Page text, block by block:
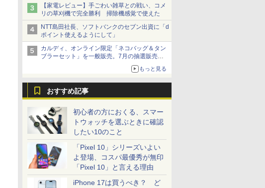
【家電レビュー】手ごわい雑草との戦い、コメ
リの草刈機で完全勝利 掃除機感覚で使えた
NTT島田社長、ソフトバンクのセブン出資に「d
ポイント使えるようにして」
カルディ、オンライン限定「ネコバッグ＆タン
ブラーセット」を一般販売。7月の抽選販売の
もっと見る
おすすめ記事
初心者の方におくる、スマー
トウォッチを選ぶときに確認
したい10のこと
「Pixel 10」シリーズいよい
よ登場、コスパ最優秀が無印
「Pixel 10」と言える理由
iPhone 17は買うべき？ ど